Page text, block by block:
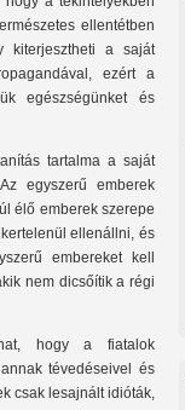
ellentétben
kiterjesztheti a saját
ezért a
egészségünket és
tartalma a saját
egyszerű emberek
élő emberek szerepe
ellenállni, és
embereket kell
nem dicsőítik a régi
hogy a fiatalok
tévedéseivel és
csak lesajnált idióták,